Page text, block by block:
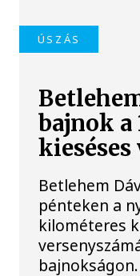
ÚSZÁS
bajnok a
kieséses
Betlehem
pénteken a
kilométeres